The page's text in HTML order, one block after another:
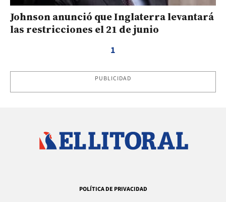
Johnson anunció que Inglaterra levantará
las restricciones el 21 de junio
1
PUBLICIDAD
POLÍTICA DE PRIVACIDAD